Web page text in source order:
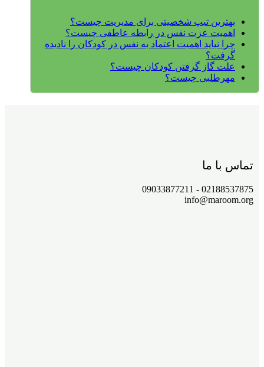
بهترین تیپ شخصیتی برای مدیریت چیست؟
اهمیت عزت نفس در رابطه عاطفی چیست؟
چرا نباید اهمیت اعتماد به نفس در کودکان را نادیده
گرفت؟
علت گاز گرفتن کودکان چیست؟
مهرطلبی چیست؟
تماس با ما
02188537875 - 09033877211
info@maroom.org